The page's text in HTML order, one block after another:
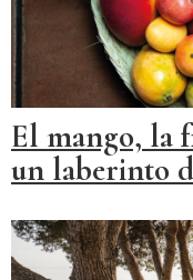
El mango, la
un laberinto